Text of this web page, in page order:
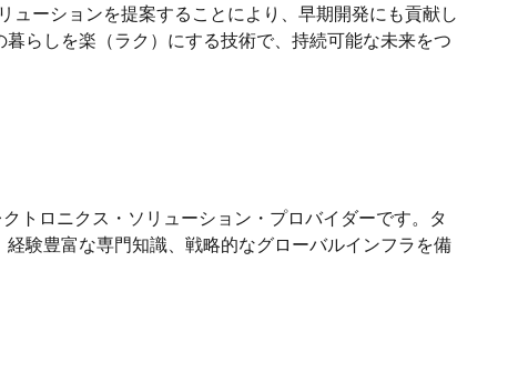
ーションを提案することにより、早期開発にも貢献し
らしを楽（ラク）にする技術で、持続可能な未来をつ
トロニクス・ソリューション・プロバイダーです。タ
験豊富な専門知識、戦略的なグローバルインフラを備